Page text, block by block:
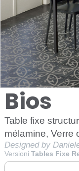
Bios
Table fixe
mélamine, Verre
Designed by
Versioni Tables Fixe